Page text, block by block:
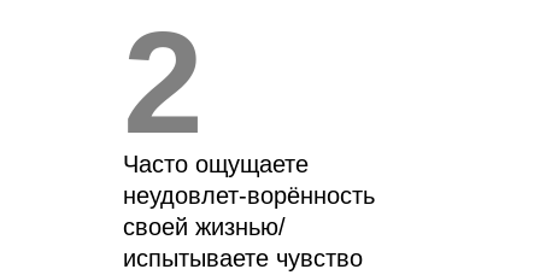
2
Часто ощущаете
неудовлет-ворённость
своей жизнью/
испытываете чувство